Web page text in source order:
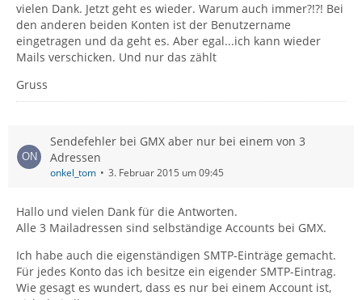
vielen Dank. Jetzt geht es wieder. Warum auch immer?!?! Bei
den anderen beiden Konten ist der Benutzername
eingetragen und da geht es. Aber egal...ich kann wieder
Mails verschicken. Und nur das zählt
Gruss
Sendefehler bei GMX aber nur bei einem von 3
Adressen
onkel_tom 3. Februar 2015 um 09:45
Hallo und vielen Dank für die Antworten.
Alle 3 Mailadressen sind selbständige Accounts bei GMX.
Ich habe auch die eigenständigen SMTP-Einträge gemacht.
Für jedes Konto das ich besitze ein eigender SMTP-Eintrag.
Wie gesagt es wundert, dass es nur bei einem Account ist,